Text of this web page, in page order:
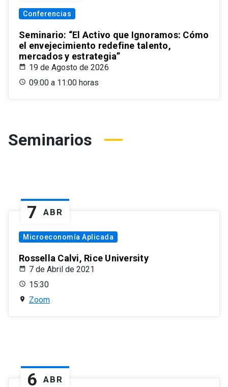
Conferencias
Seminario: “El Activo que Ignoramos: Cómo
el envejecimiento redefine talento,
mercados y estrategia”
19 de Agosto de 2026
09:00 a 11:00 horas
Seminarios
7 ABR
Microeconomía Aplicada
Rossella Calvi, Rice University
7 de Abril de 2021
15:30
Zoom
6 ABR